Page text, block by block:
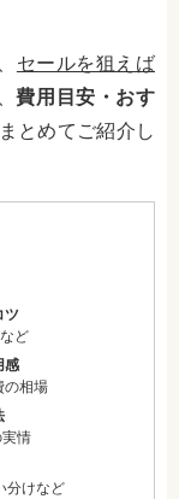
セールを狙えば
費用目安・おす
とめてご紹介し
ツ
ど
感
の相場
情
分けなど